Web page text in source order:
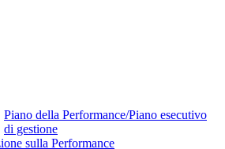
Piano della Performance/Piano esecutivo
di gestione
sulla Performance